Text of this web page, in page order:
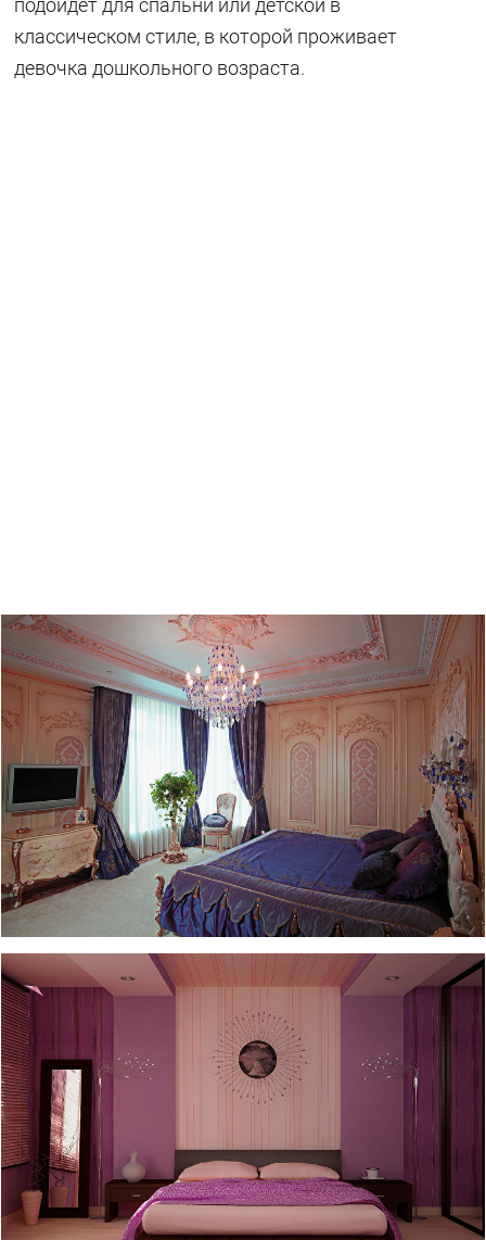
подойдет для спальни или детской в
классическом стиле, в которой проживает
девочка дошкольного возраста.